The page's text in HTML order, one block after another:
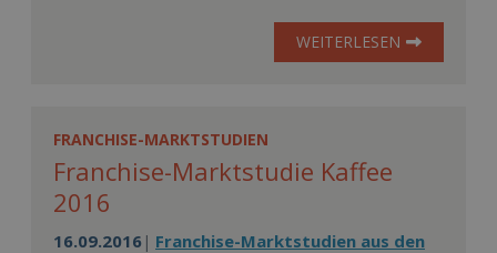
WEITERLESEN
FRANCHISE-MARKTSTUDIEN
Franchise-Marktstudie Kaffee
2016
16.09.2016 | Franchise-Marktstudien aus den